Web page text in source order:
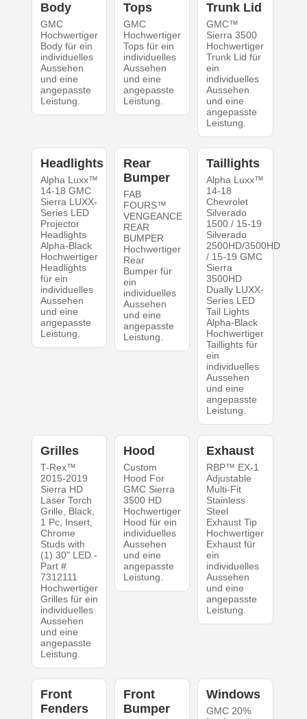
Body
GMC
Hochwertiger
Body für ein
individuelles
Aussehen
und eine
angepasste
Leistung.
Tops
GMC
Hochwertiger
Tops für ein
individuelles
Aussehen
und eine
angepasste
Leistung.
Trunk Lid
GMC™
Sierra 3500
Hochwertiger
Trunk Lid für
ein
individuelles
Aussehen
und eine
angepasste
Leistung.
Headlights
Alpha Luxx™
14-18 GMC
Sierra LUXX-
Series LED
Projector
Headlights
Alpha-Black
Hochwertiger
Headlights
für ein
individuelles
Aussehen
und eine
angepasste
Leistung.
Rear
Bumper
FAB
FOURS™
VENGEANCE
REAR
BUMPER
Hochwertiger
Rear
Bumper für
ein
individuelles
Aussehen
und eine
angepasste
Leistung.
Taillights
Alpha Luxx™
14-18
Chevrolet
Silverado
1500 / 15-19
Silverado
2500HD/3500HD
/ 15-19 GMC
Sierra
3500HD
Dually LUXX-
Series LED
Tail Lights
Alpha-Black
Hochwertiger
Taillights für
ein
individuelles
Aussehen
und eine
angepasste
Leistung.
Grilles
T-Rex™
2015-2019
Sierra HD
Laser Torch
Grille, Black,
1 Pc, Insert,
Chrome
Studs with
(1) 30" LED -
Part #
7312111
Hochwertiger
Grilles für ein
individuelles
Aussehen
und eine
angepasste
Leistung.
Hood
Custom
Hood For
GMC Sierra
3500 HD
Hochwertiger
Hood für ein
individuelles
Aussehen
und eine
angepasste
Leistung.
Exhaust
RBP™ EX-1
Adjustable
Multi-Fit
Stainless
Steel
Exhaust Tip
Hochwertiger
Exhaust für
ein
individuelles
Aussehen
und eine
angepasste
Leistung.
Front
Fenders
Front
Bumper
Windows
GMC 20%